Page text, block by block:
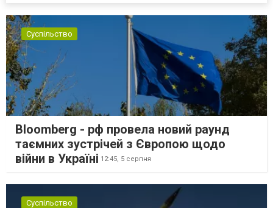
Суспільство
Bloomberg - рф провела новий раунд
таємних зустрічей з Європою щодо
війни в Україні 12:45, 5 серпня
Суспільство